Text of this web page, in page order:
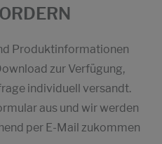
Produktinformationen
zur Verfügung,
individuell versandt.
aus und wir werden
per E-Mail zukommen